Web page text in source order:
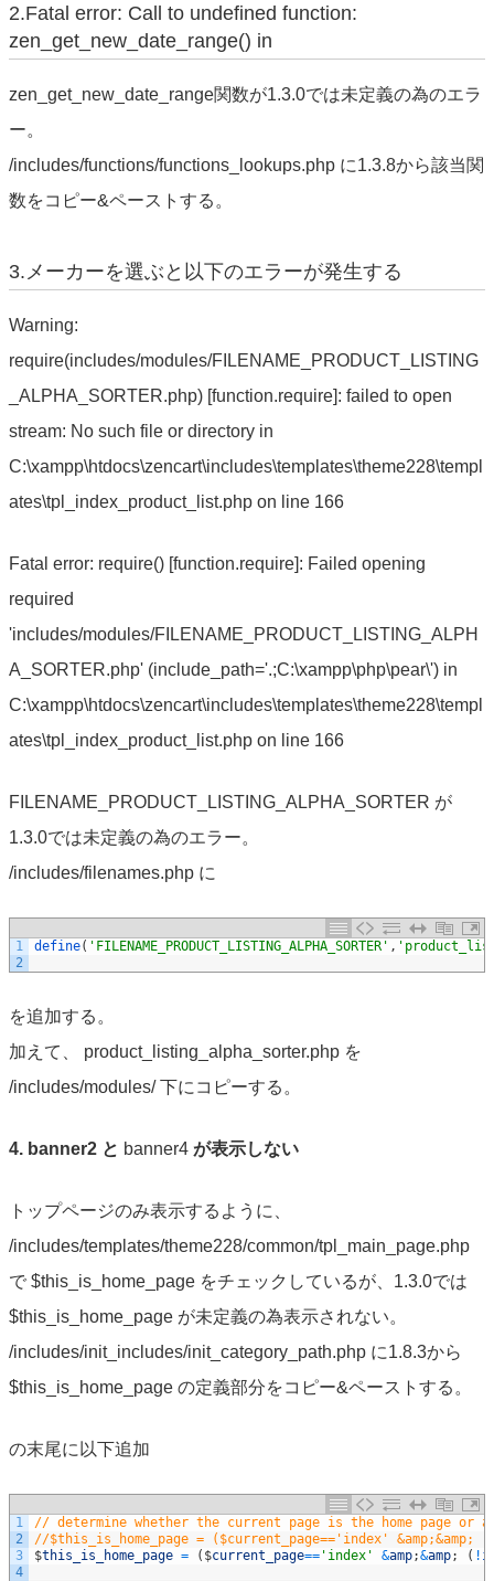
2.Fatal error: Call to undefined function:
zen_get_new_date_range() in
zen_get_new_date_range関数が1.3.0では未定義の為のエラ
ー。
/includes/functions/functions_lookups.php に1.3.8から該当関
数をコピー&ペーストする。
3.メーカーを選ぶと以下のエラーが発生する
Warning:
require(includes/modules/FILENAME_PRODUCT_LISTING
_ALPHA_SORTER.php) [function.require]: failed to open
stream: No such file or directory in
C:\xampp\htdocs\zencart\includes\templates\theme228\templ
ates\tpl_index_product_list.php on line 166
Fatal error: require() [function.require]: Failed opening
required
'includes/modules/FILENAME_PRODUCT_LISTING_ALPH
A_SORTER.php' (include_path='.;C:\xampp\php\pear\') in
C:\xampp\htdocs\zencart\includes\templates\theme228\templ
ates\tpl_index_product_list.php on line 166
FILENAME_PRODUCT_LISTING_ALPHA_SORTER が
1.3.0では未定義の為のエラー。
/includes/filenames.php に
1
2
define( 'FILENAME_PRODUCT_LISTING_ALPHA_SORTER' ,
を追加する。
加えて、 product_listing_alpha_sorter.php を
/includes/modules/ 下にコピーする。
4. banner2 と banner4 が表示しない
トップページのみ表示するように、
/includes/templates/theme228/common/tpl_main_page.php
で $this_is_home_page をチェックしているが、1.3.0では
$this_is_home_page が未定義の為表示されない。
/includes/init_includes/init_category_path.php に1.8.3から
$this_is_home_page の定義部分をコピー&ペーストする。
の末尾に以下追加
1
2
3
4
// determine whether the current page is the home page or
//$this_is_home_page = ($current_page=='index'
$this_is_home_page = ( $current_page== 'index' &amp;&amp; ( !